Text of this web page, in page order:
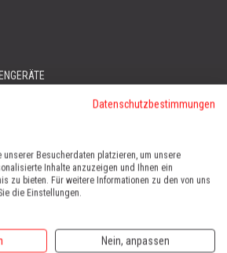
Nüziders
6890 Lustenau
Datenschutzbestimmungen
Besucherdaten platzieren, um unsere
Inhalte anzuzeigen und Ihnen ein
zu bieten. Für weitere Informationen zu den von uns
die Einstellungen.
Nein, anpassen